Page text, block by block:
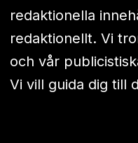
redaktionella
redaktionellt. Vi
och vår
Vi vill guida dig till